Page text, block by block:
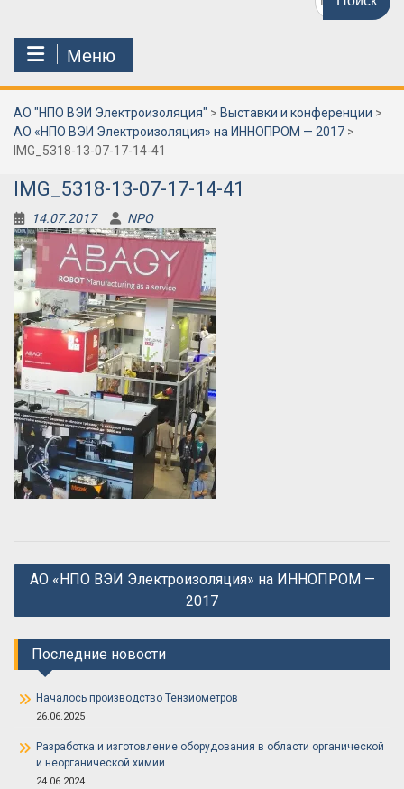
по:
Меню
АО "НПО ВЭИ Электроизоляция" > Выставки и конференции >
АО «НПО ВЭИ Электроизоляция» на ИННОПРОМ — 2017 >
IMG_5318-13-07-17-14-41
IMG_5318-13-07-17-14-41
14.07.2017 NPO
Навигация
записям
АО «НПО ВЭИ Электроизоляция» на ИННОПРОМ —
2017
Последние новости
Началось производство Тензиометров
26.06.2025
Разработка и изготовление оборудования в области органической
и неорганической химии
24.06.2024